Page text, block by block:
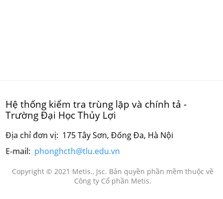
Hệ thống kiểm tra trùng lặp và chính tả -
Trường Đại Học Thủy Lợi
Địa chỉ đơn vị: 175 Tây Sơn, Đống Đa, Hà Nội
E-mail: phonghcth@tlu.edu.vn
Copyright © 2021 Metis., Jsc. Bản quyền phần mềm thuộc về
Công ty Cổ phần Metis.